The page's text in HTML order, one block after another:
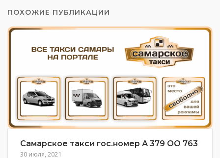
ПОХОЖИЕ ПУБЛИКАЦИИ
Самарское такси гос.номер А 379 ОО 763
30 июля, 2021